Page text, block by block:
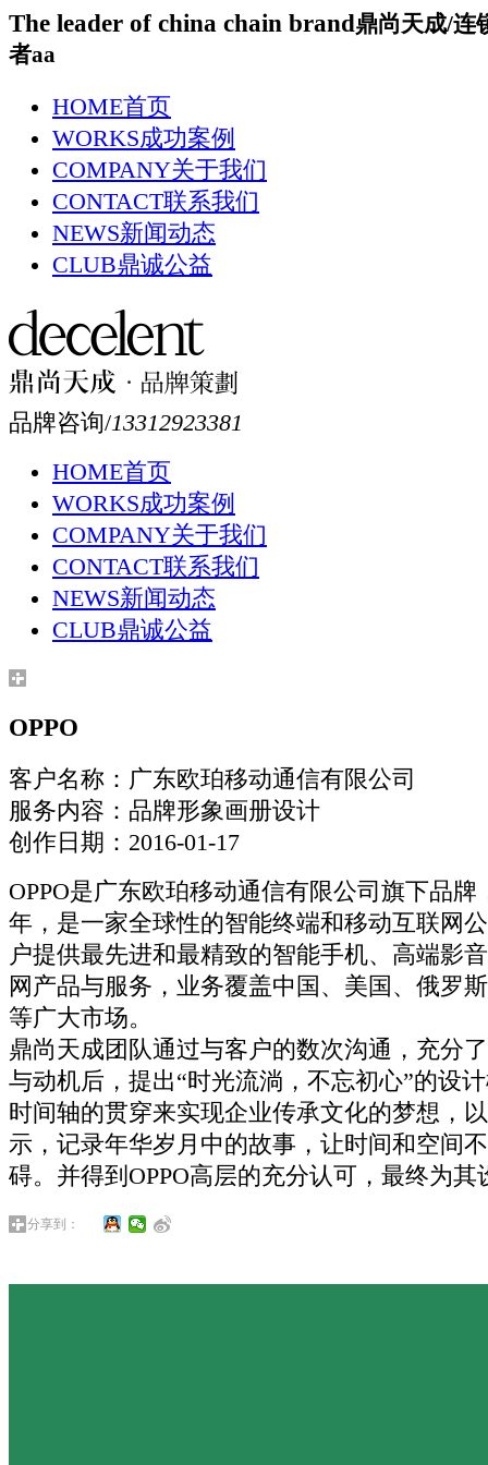
The leader of china chain brand鼎尚天成/连
者aa
HOME首页
WORKS成功案例
COMPANY关于我们
CONTACT联系我们
NEWS新闻动态
CLUB鼎诚公益
品牌咨询/13312923381
HOME首页
WORKS成功案例
COMPANY关于我们
CONTACT联系我们
NEWS新闻动态
CLUB鼎诚公益
OPPO
客户名称：广东欧珀移动通信有限公司
服务内容：品牌形象画册设计
创作日期：2016-01-17
OPPO是广东欧珀移动通信有限公司旗下品牌
年，是一家全球性的智能终端和移动互联网
户提供最先进和最精致的智能手机、高端影
网产品与服务，业务覆盖中国、美国、俄罗
等广大市场。
鼎尚天成团队通过与客户的数次沟通，充分
与动机后，提出“时光流淌，不忘初心”的设
时间轴的贯穿来实现企业传承文化的梦想，
示，记录年华岁月中的故事，让时间和空间
碍。并得到OPPO高层的充分认可，最终为其
分享到：